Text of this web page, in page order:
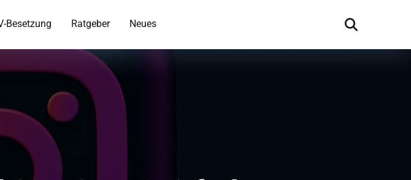
Besetzung Ratgeber Neues